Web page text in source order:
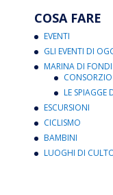
COSA FARE
EVENTI
GLI EVENTI DI
MARINA DI FONDI
LE SPIAGGE
ESCURSIONI
CICLISMO
BAMBINI
LUOGHI DI